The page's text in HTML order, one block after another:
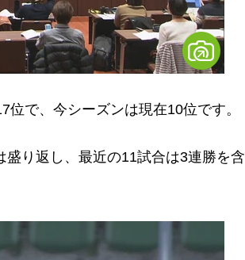
で、今シーズンは現在10位です。
り返し、最近の11試合は3連勝を含